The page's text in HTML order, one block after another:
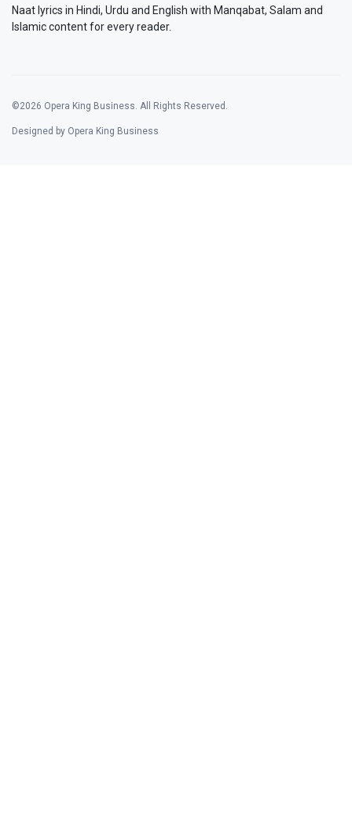
Naat lyrics in Hindi, Urdu and English with Manqabat, Salam and
Islamic content for every reader.
©2026 Opera King Business. All Rights Reserved.
Designed by Opera King Business